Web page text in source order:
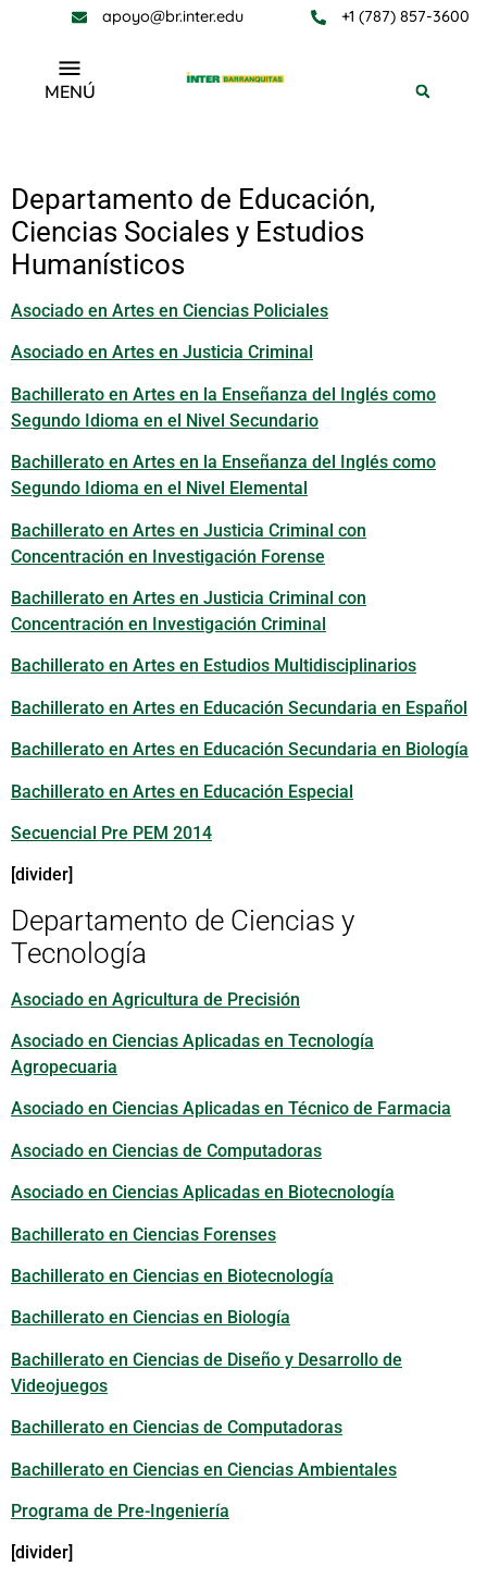
apoyo@br.inter.edu +1 (787) 857-3600
MENÚ
Departamento de Educación,
Ciencias Sociales y Estudios
Humanísticos
Asociado en Artes en Ciencias Policiales
Asociado en Artes en Justicia Criminal
Bachillerato en Artes en la Enseñanza del Inglés como
Segundo Idioma en el Nivel Secundario
Bachillerato en Artes en la Enseñanza del Inglés como
Segundo Idioma en el Nivel Elemental
Bachillerato en Artes en Justicia Criminal con
Concentración en Investigación Forense
Bachillerato en Artes en Justicia Criminal con
Concentración en Investigación Criminal
Bachillerato en Artes en Estudios Multidisciplinarios
Bachillerato en Artes en Educación Secundaria en Español
Bachillerato en Artes en Educación Secundaria en Biología
Bachillerato en Artes en Educación Especial
Secuencial Pre PEM 2014
[divider]
Departamento de Ciencias y
Tecnología
Asociado en Agricultura de Precisión
Asociado en Ciencias Aplicadas en Tecnología
Agropecuaria
Asociado en Ciencias Aplicadas en Técnico de Farmacia
Asociado en Ciencias de Computadoras
Asociado en Ciencias Aplicadas en Biotecnología
Bachillerato en Ciencias Forenses
Bachillerato en Ciencias en Biotecnología
Bachillerato en Ciencias en Biología
Bachillerato en Ciencias de Diseño y Desarrollo de
Videojuegos
Bachillerato en Ciencias de Computadoras
Bachillerato en Ciencias en Ciencias Ambientales
Programa de Pre-Ingeniería
[divider]